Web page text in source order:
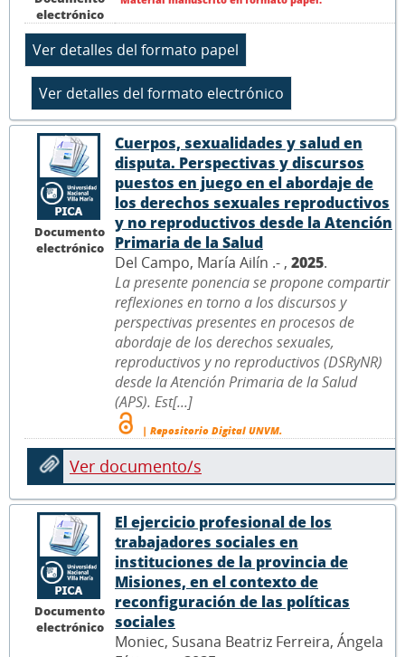
electrónico
Documento
electrónico
Cuerpos, sexualidades y salud en
disputa. Perspectivas y discursos
puestos en juego en el abordaje de
los derechos sexuales reproductivos
y no reproductivos desde la Atención
Primaria de la Salud
Del Campo, María Ailín .- , 2025.
La presente ponencia se propone compartir
reflexiones en torno a los discursos y
perspectivas presentes en procesos de
abordaje de los derechos sexuales,
reproductivos y no reproductivos (DSRyNR)
desde la Atención Primaria de la Salud
(APS). Est[...]
| Repositorio Digital UNVM.
Ver documento/s
Documento
electrónico
El ejercicio profesional de los
trabajadores sociales en
instituciones de la provincia de
Misiones, en el contexto de
reconfiguración de las políticas
sociales
Moniec, Susana Beatriz Ferreira, Ángela